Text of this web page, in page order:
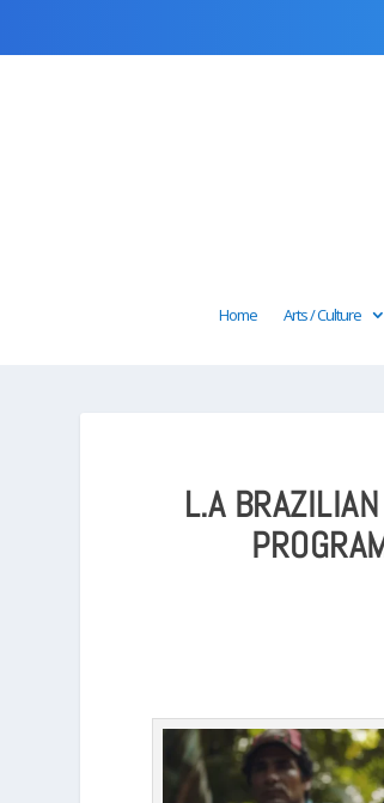
Home Arts / Culture
L.A